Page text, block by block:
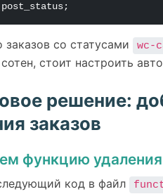
post_status;
заказов со статусами wc-
стоит настроить
решение:
заказов
функцию удаления
код в файл